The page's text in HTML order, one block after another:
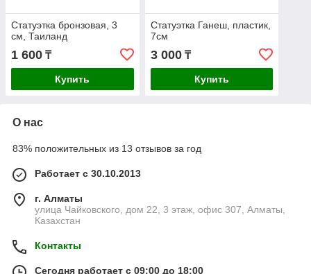
Статуэтка бронзовая, 3
см, Таиланд
1 600 ₸
Купить
Статуэтка Ганеш, пластик,
7см
3 000₸
Купить
О нас
83% положительных из 13 отзывов за год
Работает с 30.10.2013
г. Алматы
улица Чайковского, дом 22, 3 этаж, офис 307, Алматы,
Казахстан
Контакты
Сегодня работает с 09:00 до 18:00